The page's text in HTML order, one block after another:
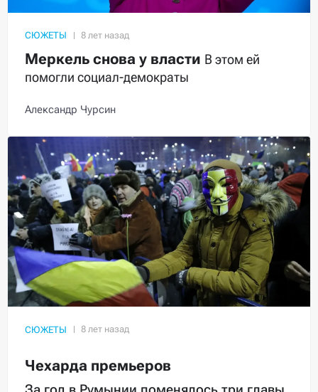
СЮЖЕТЫ
Меркель снова у власти В этом ей
помогли социал-демократы
Александр Чурсин
СЮЖЕТЫ
Чехарда премьеров